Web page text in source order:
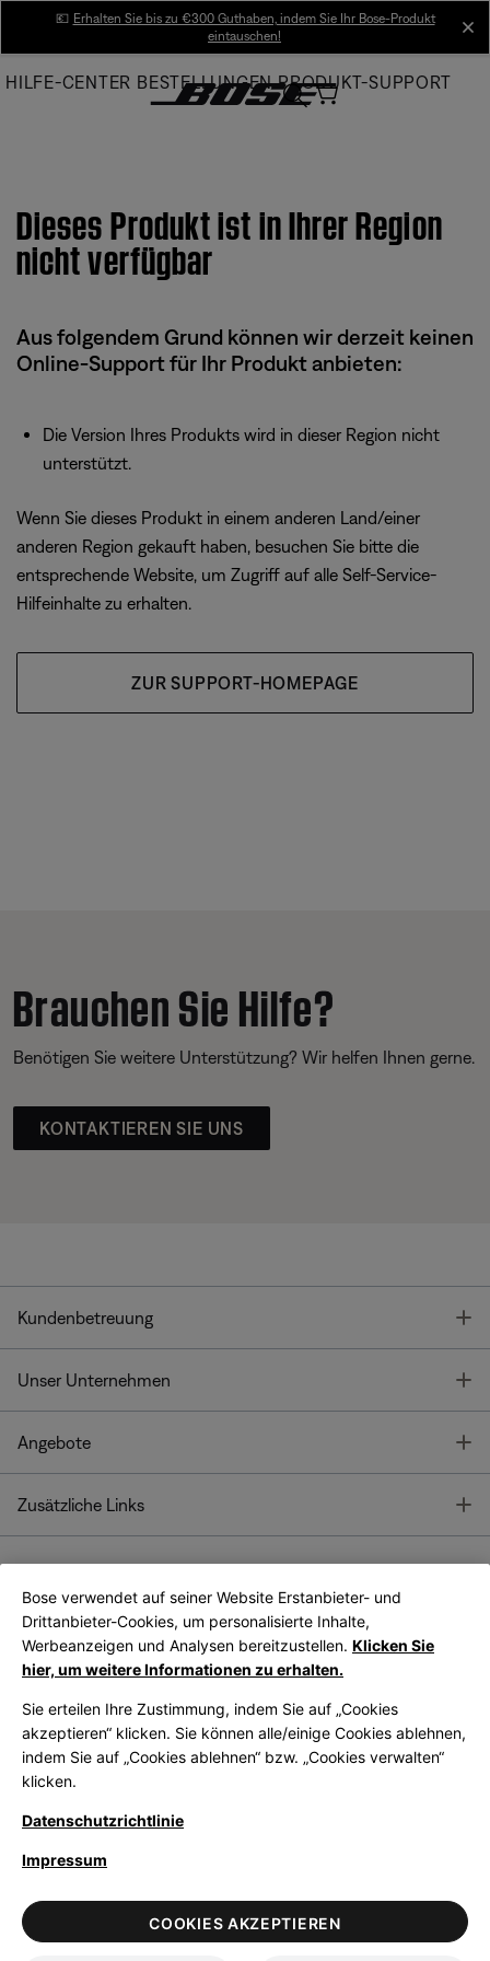
Main
💶 Erhalten Sie bis zu €300 Guthaben, indem Sie Ihr Bose-Produkt
eintauschen!
HILFE-CENTER BESTELLUNGEN PRODUKT-SUPPORT
Dieses Produkt ist in Ihrer Region
nicht verfügbar
Aus folgendem Grund können wir derzeit keinen
Online-Support für Ihr Produkt anbieten:
Die Version Ihres Produkts wird in dieser Region nicht
unterstützt.
Wenn Sie dieses Produkt in einem anderen Land/einer
anderen Region gekauft haben, besuchen Sie bitte die
entsprechende Website, um Zugriff auf alle Self-Service-
Hilfeinhalte zu erhalten.
ZUR SUPPORT-HOMEPAGE
Brauchen Sie Hilfe?
Benötigen Sie weitere Unterstützung? Wir helfen Ihnen gerne.
KONTAKTIEREN SIE UNS
Kundenbetreuung
Unser Unternehmen
Angebote
Zusätzliche Links
Bose App
Bose Connect
App
LegalDatenschutzrichtlinieZugänglichkeitHinweis zu Cookies
VerkaufsbedingungenNutzungsbedingungen
Bose verwendet auf seiner Website Erstanbieter- und
Drittanbieter-Cookies, um personalisierte Inhalte,
Werbeanzeigen und Analysen bereitzustellen. Klicken Sie
hier, um weitere Informationen zu erhalten.
Sie erteilen Ihre Zustimmung, indem Sie auf „Cookies
akzeptieren“ klicken. Sie können alle/einige Cookies ablehnen,
indem Sie auf „Cookies ablehnen“ bzw. „Cookies verwalten“
klicken.
Datenschutzrichtlinie
Impressum
COOKIES AKZEPTIEREN